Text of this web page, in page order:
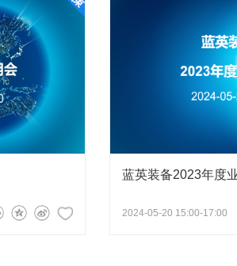
下蓝英装备的大腔体设备进展，国内业务大
2026-05-15
内大腔体设备的相关市场需求，并根据国内
一步开发完善。
钢两鼓全自动胎圈热贴合机、全钢四鼓全自
等设备。
业务，作为全球领先的清洗系统和表面处理
业市场两大领域提供清洗及表面处理相关的
套服务。 汽车行业：主要为汽车生产制造商
、减速箱以及曲轴、凸轮轴等零部件的清洗解
传动系统、加热和冷却系统以及车身和底盘等
领域、医疗领域、化工领域、航空领域、电子
精密光学设备提供精细清洗设备等。
蓝英装备2023年度
2024-05-20 15:00-17:00